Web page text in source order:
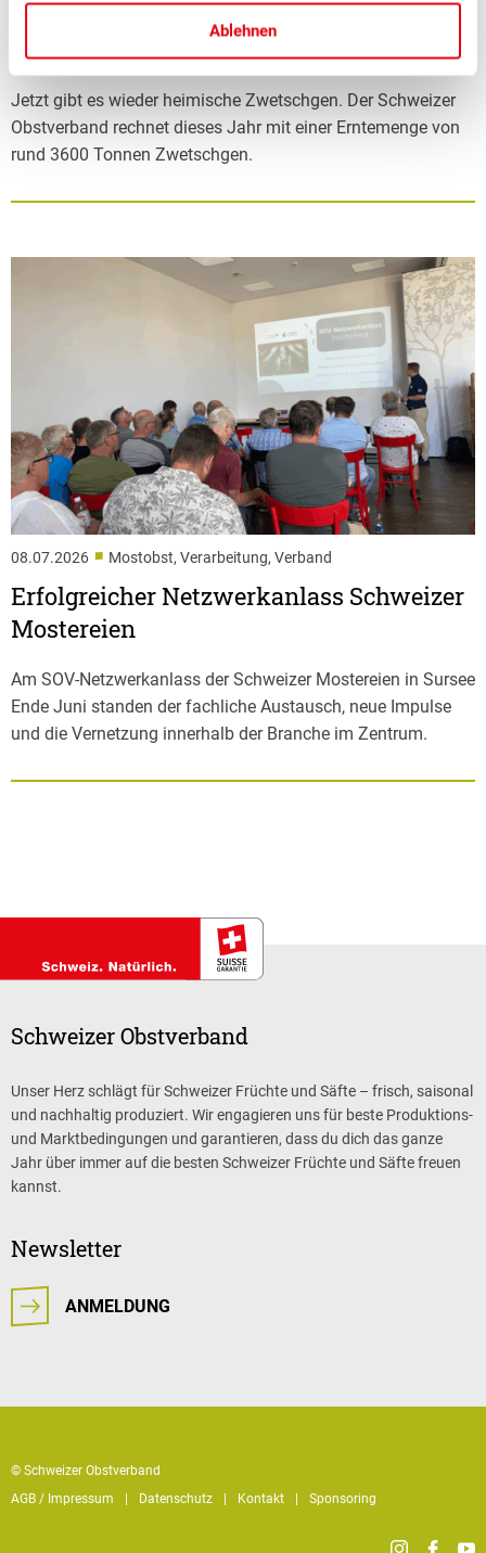
Ablehnen
3600 Tonnen Schweizer Zwetschgen
erwartet
Jetzt gibt es wieder heimische Zwetschgen. Der Schweizer
Obstverband rechnet dieses Jahr mit einer Erntemenge von
rund 3600 Tonnen Zwetschgen.
08.07.2026 ■ Mostobst, Verarbeitung, Verband
Erfolgreicher Netzwerkanlass Schweizer
Mostereien
Am SOV-Netzwerkanlass der Schweizer Mostereien in Sursee
Ende Juni standen der fachliche Austausch, neue Impulse
und die Vernetzung innerhalb der Branche im Zentrum.
Schweizer Obstverband
Unser Herz schlägt für Schweizer Früchte und Säfte – frisch, saisonal
und nachhaltig produziert. Wir engagieren uns für beste Produktions-
und Marktbedingungen und garantieren, dass du dich das ganze
Jahr über immer auf die besten Schweizer Früchte und Säfte freuen
kannst.
Newsletter
ANMELDUNG
© Schweizer Obstverband
AGB / Impressum
Datenschutz Kontakt Sponsoring